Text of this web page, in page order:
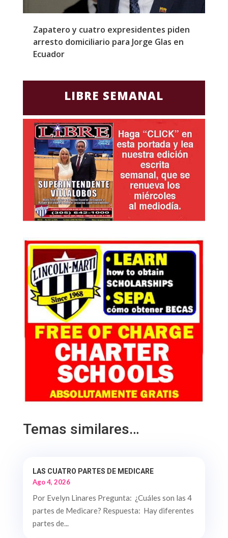
Zapatero y cuatro expresidentes piden
arresto domiciliario para Jorge Glas en
Ecuador
LIBRE SEMANAL
Temas similares…
LAS CUATRO PARTES DE MEDICARE
Ago 4, 2026
Por Evelyn Linares Pregunta: ¿Cuáles son las 4
partes de Medicare? Respuesta: Hay diferentes
partes de...